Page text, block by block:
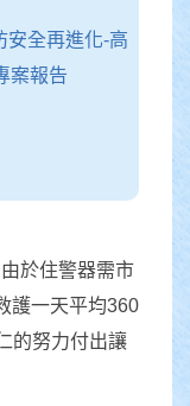
於住警器需市
護一天平均360
的努力付出讓